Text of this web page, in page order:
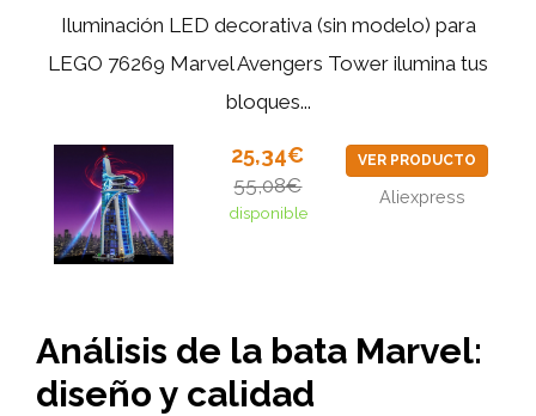
Iluminación LED decorativa (sin modelo) para
LEGO 76269 Marvel Avengers Tower ilumina tus
bloques...
25,34€
55,08€
disponible
VER PRODUCTO
Aliexpress
Análisis de la bata Marvel:
diseño y calidad